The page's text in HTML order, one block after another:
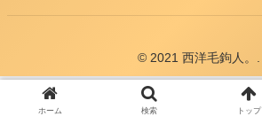
© 2021 西洋毛鉤人。.
ホーム 検索 トップ